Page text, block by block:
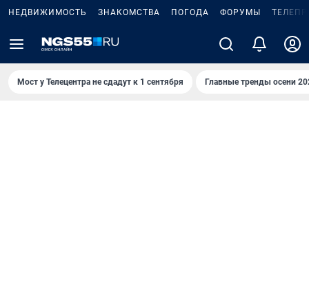
НЕДВИЖИМОСТЬ ЗНАКОМСТВА ПОГОДА ФОРУМЫ
Мост у Телецентра не сдадут к 1 сентября Главные тренды осени